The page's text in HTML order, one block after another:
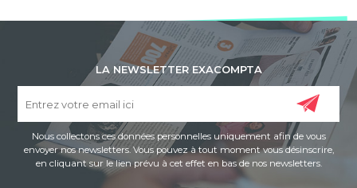
LA NEWSLETTER EXACOMPTA
Nous collectons ces données personnelles uniquement afin de vous
envoyer nos newsletters. Vous pouvez à tout moment vous désinscrire,
en cliquant sur le lien prévu à cet effet en bas de nos newsletters.